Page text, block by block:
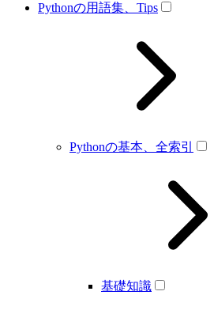
Pythonの用語集、Tips
Pythonの基本、全索引
基礎知識